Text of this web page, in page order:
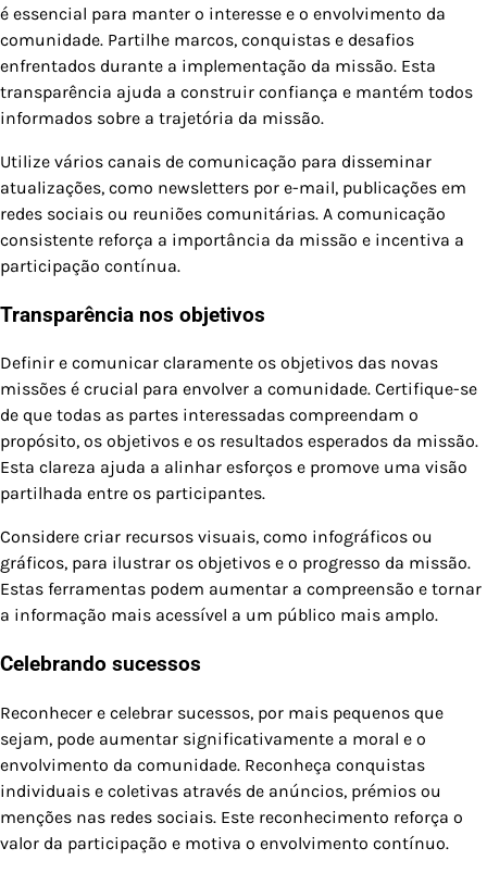
é essencial para manter o interesse e o envolvimento da
comunidade. Partilhe marcos, conquistas e desafios
enfrentados durante a implementação da missão. Esta
transparência ajuda a construir confiança e mantém todos
informados sobre a trajetória da missão.
Utilize vários canais de comunicação para disseminar
atualizações, como newsletters por e-mail, publicações em
redes sociais ou reuniões comunitárias. A comunicação
consistente reforça a importância da missão e incentiva a
participação contínua.
Transparência nos objetivos
Definir e comunicar claramente os objetivos das novas
missões é crucial para envolver a comunidade. Certifique-se
de que todas as partes interessadas compreendam o
propósito, os objetivos e os resultados esperados da missão.
Esta clareza ajuda a alinhar esforços e promove uma visão
partilhada entre os participantes.
Considere criar recursos visuais, como infográficos ou
gráficos, para ilustrar os objetivos e o progresso da missão.
Estas ferramentas podem aumentar a compreensão e tornar
a informação mais acessível a um público mais amplo.
Celebrando sucessos
Reconhecer e celebrar sucessos, por mais pequenos que
sejam, pode aumentar significativamente a moral e o
envolvimento da comunidade. Reconheça conquistas
individuais e coletivas através de anúncios, prémios ou
menções nas redes sociais. Este reconhecimento reforça o
valor da participação e motiva o envolvimento contínuo.